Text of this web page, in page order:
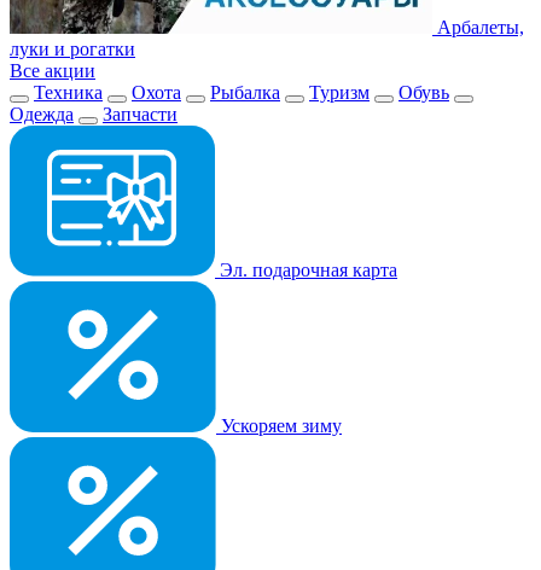
Арбалеты,
луки и рогатки
Все акции
Техника
Охота Рыбалка Туризм
Обувь
Одежда
Запчасти
Эл. подарочная карта
Ускоряем зиму